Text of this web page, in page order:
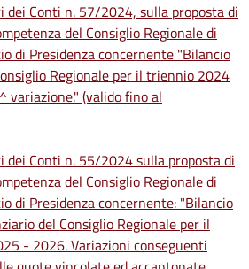
dei Conti n. 57/2024, sulla proposta di
del Consiglio Regionale di
di Presidenza concernente "Bilancio
Regionale per il triennio 2024
(valido fino al
dei Conti n. 55/2024 sulla proposta di
del Consiglio Regionale di
di Presidenza concernente: "Bilancio
del Consiglio Regionale per il
- 2026. Variazioni conseguenti